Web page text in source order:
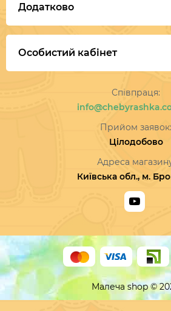
Додатково
Особистий кабінет
Співпраця:
Прийом заявок:
Цілодобово
Адреса
Київська обл., м.
Малеча shop ©